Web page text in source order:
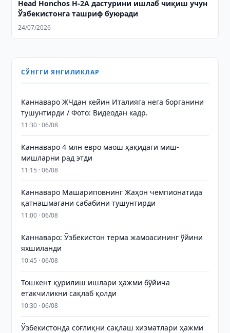
Head Honchos H-2А дастурини ишлаб чиқиш учун
Ўзбекистонга ташриф буюради
24/07/2026
СЎНГГИ ЯНГИЛИКЛАР
Каннаваро ЖЧдан кейин Италияга нега борганини
тушунтирди / Фото: Видеодан кадр.
11:30 · 06/08
Каннаваро 4 млн евро маош ҳақидаги миш-
мишларни рад этди
11:15 · 06/08
Каннаваро Машариповнинг Жаҳон чемпионатида
қатнашмагани сабабини тушунтирди
11:00 · 06/08
Каннаваро: Ўзбекистон терма жамоасининг ўйини
яхшиланди
10:45 · 06/08
Тошкент қурилиш ишлари ҳажми бўйича
етакчиликни сақлаб қолди
10:30 · 06/08
Ўзбекистонда соғлиқни сақлаш хизматлари ҳажми